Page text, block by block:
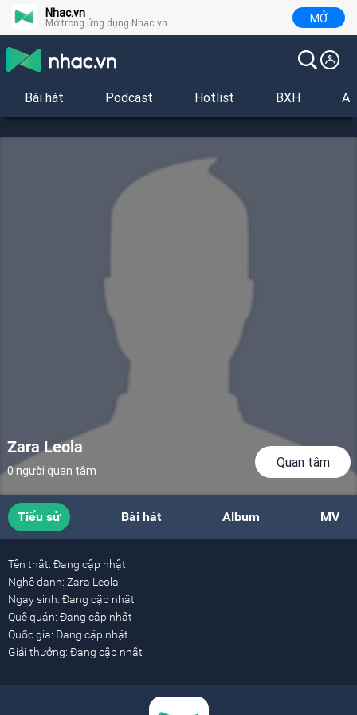
Nhac.vn
Mở trong ứng dụng Nhac.vn MỞ
Bài hát Podcast Hotlist BXH
Zara Leola
0 người quan tâm
Quan tâm
Tiểu sử Bài hát Album MV
Tên thật: Đang cập nhật
Nghệ danh: Zara Leola
Ngày sinh: Đang cập nhật
Quê quán: Đang cập nhật
Quốc gia: Đang cập nhật
Giải thưởng: Đang cập nhật